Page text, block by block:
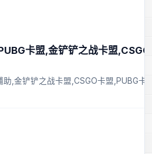
卡盟,金铲铲之战卡盟
,金铲铲之战卡盟,CSGO卡盟,PUBG